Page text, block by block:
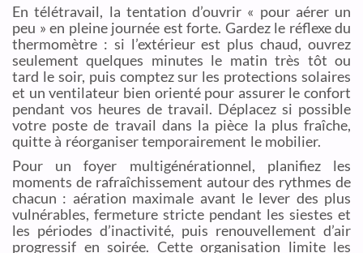
En télétravail, la tentation d’ouvrir « pour aérer un
peu » en pleine journée est forte. Gardez le réflexe du
thermomètre : si l’extérieur est plus chaud, ouvrez
seulement quelques minutes le matin très tôt ou
tard le soir, puis comptez sur les protections solaires
et un ventilateur bien orienté pour assurer le confort
pendant vos heures de travail. Déplacez si possible
votre poste de travail dans la pièce la plus fraîche,
quitte à réorganiser temporairement le mobilier.
Pour un foyer multigénérationnel, planifiez les
moments de rafraîchissement autour des rythmes de
chacun : aération maximale avant le lever des plus
vulnérables, fermeture stricte pendant les siestes et
les périodes d’inactivité, puis renouvellement d’air
progressif en soirée. Cette organisation limite les